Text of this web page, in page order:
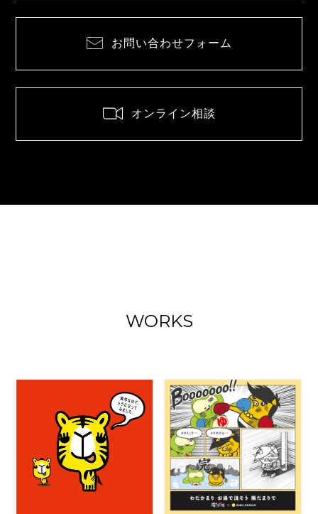
お問い合わせフォーム
オンライン相談
WORKS